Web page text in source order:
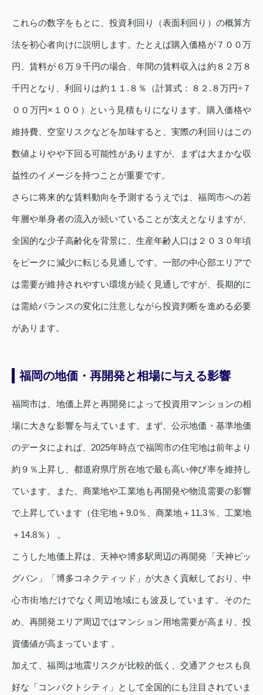
これらの数字をもとに、投資利回り（表面利回り）の概算方
法を初心者向けに説明します。たとえば購入価格が７００万
円、賃料が６万９千円の場合、年間の賃料収入は約８２万８
千円となり、利回りは約１１.８％（計算式：８２.８万円÷７
００万円×１００）という見積もりになります。購入価格や
維持費、空室リスクなどを加味すると、実際の利回りはこの
数値よりやや下回る可能性がありますが、まずは大まかな収
益性のイメージを持つことが重要です。
さらに将来的な賃料動向を予測するうえでは、福岡市への若
年層や単身者の流入が続いていることが支えとなりますが、
全国的な少子高齢化を背景に、生産年齢人口は２０３０年頃
をピークに減少に転じる見通しです。一部の中心部エリアで
は需要が維持されやすい環境が続く見通しですが、長期的に
は需給バランスの変化に注意しながら投資判断を進める必要
があります。
福岡の地価・再開発と相場に与える影響
福岡市は、地価上昇と再開発によって投資用マンションの相
場に大きな影響を与えています。まず、公示地価・基準地価
のデータによれば、2025年時点で福岡市の住宅地は前年より
約９％上昇し、都道府県庁所在地で最も高い伸び率を維持し
ています。また、商業地や工業地も再開発や物流需要の影響
で上昇しています（住宅地＋9.0％、商業地＋11.3％、工業地
＋14.8％） 。
こうした地価上昇は、天神や博多駅周辺の再開発「天神ビッ
グバン」「博多コネクティッド」が大きく貢献しており、中
心市街地だけでなく周辺地域にも波及しています。そのた
め、再開発エリア周辺ではマンション用地需要が高まり、投
資価値が高まっています 。
加えて、福岡は地震リスクが比較的低く、交通アクセスも良
好な「コンパクトシティ」として全国的にも注目されていま